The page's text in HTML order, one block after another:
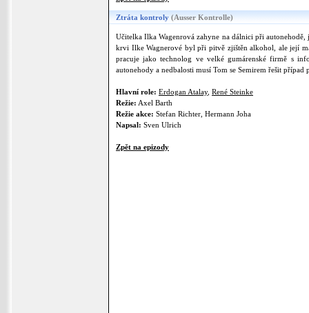
Ztráta kontroly (Ausser Kontrolle)
Učitelka Ilka Wagenrová zahyne na dálnici při
krvi Ilke Wagnerové byl při pitvě zjištěn alkohol, ale její
pracuje jako technolog ve velké gumárenské firmě s
autonehody a nedbalosti musí Tom se Semirem řešit
Hlavní role: Erdogan Atalay, René Steinke
Režie: Axel Barth
Režie akce: Stefan Richter, Hermann Joha
Napsal: Sven Ulrich
Zpět na epizody